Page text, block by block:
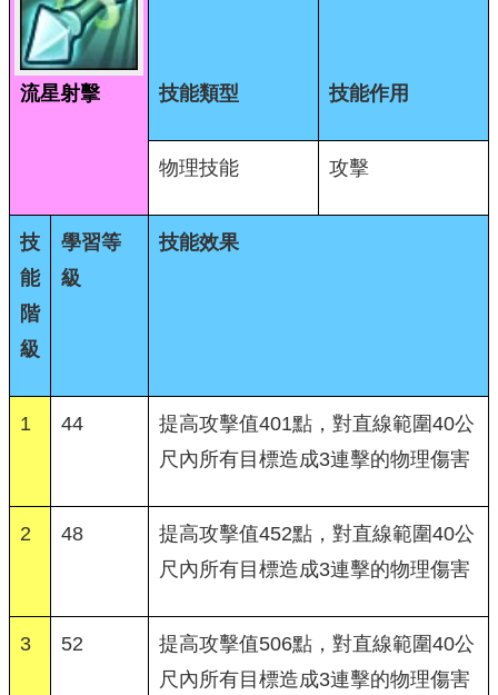
流星射擊 技能類型 技能作用
物理技能 攻擊
技
能
階
級
學習等
級
技能效果
1 44
提高攻擊值401點，對直線範圍40公
尺內所有目標造成3連擊的物理傷害
2 48
提高攻擊值452點，對直線範圍40公
尺內所有目標造成3連擊的物理傷害
3 52
提高攻擊值506點，對直線範圍40公
尺內所有目標造成3連擊的物理傷害